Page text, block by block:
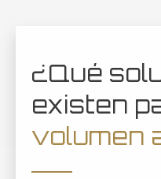
¿Qué
existen
volumen